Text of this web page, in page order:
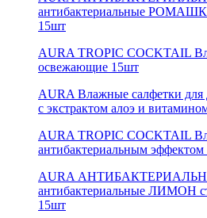
антибактериальные
15шт
AURA TROPIC COCKTAIL
освежающие 15шт
AURA Влажные салфетки
с экстрактом алоэ и
AURA TROPIC COCKTAIL
антибактериальным
AURA
антибактериальные ЛИМОН
15шт